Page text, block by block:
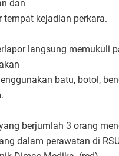
dan
tempat kejadian perkara.
langsung memukuli
batu, botol,
berjumlah 3 orang
dalam perawatan di